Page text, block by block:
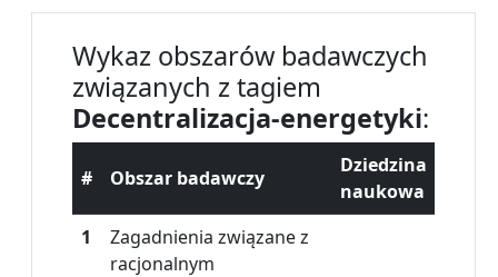
Wykaz obszarów badawczych
związanych z tagiem
Decentralizacja-energetyki:
# Obszar badawczy
Dziedzina
naukowa
1
Zagadnienia związane z
racjonalnym